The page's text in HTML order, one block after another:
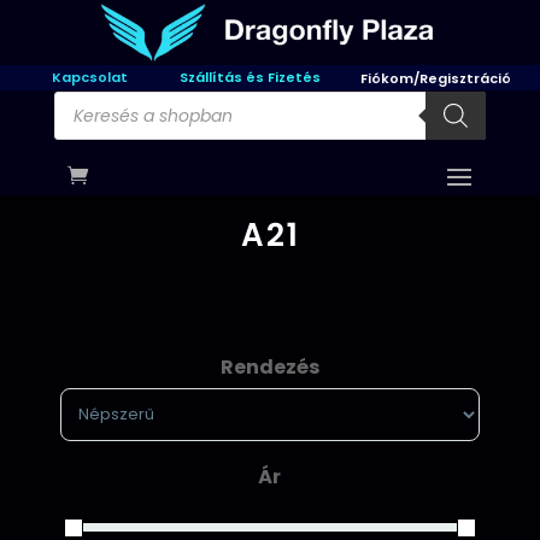
Kapcsolat Szállítás és Fizetés Fiókom/Regisztráció
Products
search
A21
Rendezés
Sort Products
Ár